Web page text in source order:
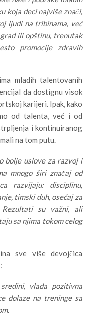
koja deci najviše znači,
ljudi na tribinama, već
grad ili opštinu, trenutak
promocije zdravih
mladih talentovanih
da dostignu visok
karijeri. Ipak, kako
od talenta, već i od
i kontinuiranog
na tom putu.
bolje uslove za razvoj i
mnogo širi značaj od
razvijaju: disciplinu,
timski duh, osećaj za
Rezultati su važni, ali
sa njima tokom celog
sve više devojčica
vlada pozitivna
dolaze na treninge sa